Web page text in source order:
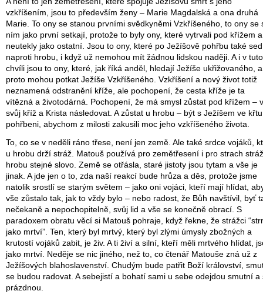
vzkříšením, jsou to především ženy – Marie Magdalská a ona druhá
Marie. To ony se stanou prvními svědkyněmi Vzkříšeného, to ony se
ním jako první setkají, protože to byly ony, které vytrvali pod křížem a
neutekly jako ostatní. Jsou to ony, které po Ježíšově pohřbu také
naproti hrobu, i když už nemohou mít žádnou lidskou naději. A i v tuto
chvíli jsou to ony, které, jak říká anděl, hledají Ježíše ukřižovaného, a
proto mohou potkat Ježíše Vzkříšeného. Vzkříšení a nový život totiž
neznamená odstranění kříže, ale pochopení, že cesta kříže je ta
vítězná a životodárná. Pochopení, že má smysl zůstat pod křížem –
svůj kříž a Krista následovat. A zůstat u hrobu – být s Ježíšem ve křtu
pohřbeni, abychom z milosti zakusili moc jeho vzkříšeného života.
To, co se v neděli ráno třese, není jen země. Ale také srdce vojáků,
u hrobu drží stráž. Matouš používá pro zemětřesení i pro strach
hrobu stejné slovo. Země se otřásla, staré jistoty jsou tytam a vše je
jinak. A jde jen o to, zda naší reakcí bude hrůza a děs, protože jsme
natolik srostlí se starým světem – jako oni vojáci, kteří mají hlídat,
vše zůstalo tak, jak to vždy bylo – nebo radost, že Bůh navštívil, byť
nečekaně a nepochopitelně, svůj lid a vše se konečně obrací. S
paradoxem obratu věcí si Matouš pohraje, když řekne, že strážci
jako mrtví”. Ten, který byl mrtvý, který byl zlými úmysly zbožných a
krutostí vojáků zabit, je živ. A ti živí a silní, kteří měli mrtvého hlídat,
jako mrtví. Neděje se nic jiného, než to, co čtenář Matouše zná už z
Ježíšových blahoslavenství. Chudým bude patřit Boží království,
se budou radovat. A sebejistí a bohatí sami u sebe odejdou smutní a
prázdnou.